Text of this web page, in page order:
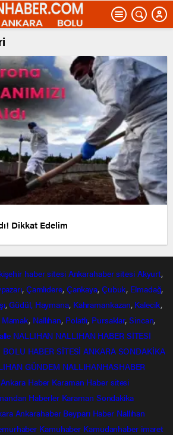
Dikkat Edelim
haber sitesi Ankarahabersitesi Akyurt,
, Çamlıdere, Çankaya, Çubuk, Elmadağ,
,Güdül, Haymana, Kahramankazan, Kalecik,
Mamak, Nallıhan, Polatlı, Pursaklar,Sincan,
NALLIHAN NALLIHAN HABER SİTESİ
BOLU HABER SİTESİ ANKARA SONDAKİKA
GÜNDEM NALLIHANHASHABER
Ankara Haber Karaman Haber sitesi
Haberler Karaman Sondakika
Ankarahaber Beyparı Haber Nallıhan
Kamuhaber Kamudanhaber imaret